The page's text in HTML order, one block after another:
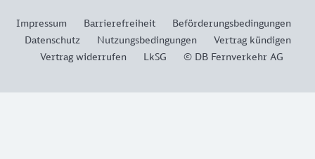
Impressum Barrierefreiheit
Beförderungsbedingungen
Datenschutz
Nutzungsbedingungen
Vertrag kündigen
Vertrag widerrufen
LkSG © DB Fernverkehr AG